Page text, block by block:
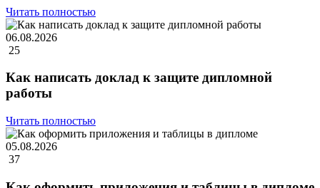
Читать полностью
06.08.2026
25
Как написать доклад к защите дипломной
работы
Читать полностью
05.08.2026
37